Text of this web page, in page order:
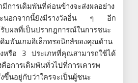
การเดิมพันที่ค่อนข้างจะส่งผลอย่าง
ะนอกจากนี้ยังมีรางวัลอื่น ๆ อีก
ผลที่เป็นปรากฎการณ์ในการชนะ
มพันเกมอิเล็กทรอนิกส์ของคุณด้าน
งหรือ 3 ประเภทที่คุณสามารถใช้ได้
อการเดิมพันทั่วไปที่การเคารพ
นอยู่กับว่าใครจะเป็นผู้ชนะ